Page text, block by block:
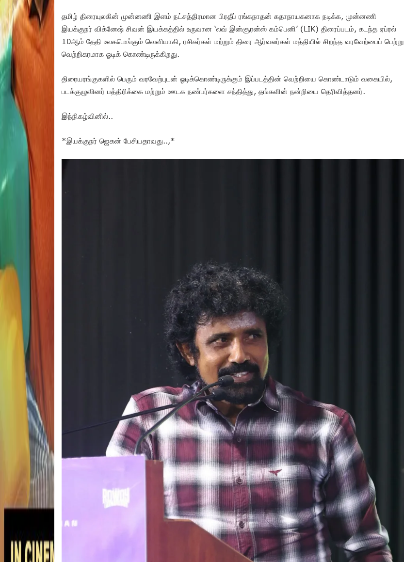
தமிழ் திரையுலகின் முன்னணி இளம் நட்சத்திரமான பிரதீப் ரங்கநாதன் கதாநாயகனாக நடிக்க, முன்னணி
இயக்குநர் விக்னேஷ் சிவன் இயக்கத்தில் உருவான ‘லவ் இன்சூரன்ஸ் கம்பெனி’ (LIK) திரைப்படம், கடந்த ஏப்ரல்
10ஆம் தேதி உலகமெங்கும் வெளியாகி, ரசிகர்கள் மற்றும் திரை ஆர்வலர்கள் மத்தியில் சிறந்த வரவேற்பைப் பெற்று
வெற்றிகரமாக ஓடிக் கொண்டிருக்கிறது.
திரையரங்குகளில் பெரும் வரவேற்புடன் ஓடிக்கொண்டிருக்கும் இப்படத்தின் வெற்றியை கொண்டாடும் வகையில்,
படக்குழுவினர் பத்திரிக்கை மற்றும் ஊடக நண்பர்களை சந்தித்து, தங்களின் நன்றியை தெரிவித்தனர்.
இந்நிகழ்வினில்..
*இயக்குநர் ஜெகன் பேசியதாவது..,*